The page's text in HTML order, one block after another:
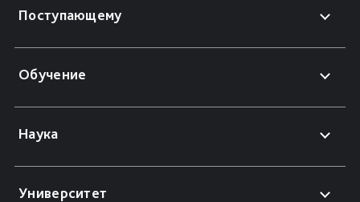
Поступающему
Обучение
Наука
Университет